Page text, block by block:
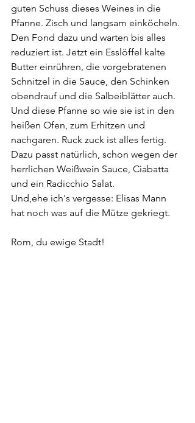
guten Schuss dieses Weines in die
Pfanne. Zisch und langsam einköcheln.
Den Fond dazu und warten bis alles
reduziert ist. Jetzt ein Esslöffel kalte
Butter einrühren, die vorgebratenen
Schnitzel in die Sauce, den Schinken
obendrauf und die Salbeiblätter auch.
Und diese Pfanne so wie sie ist in den
heißen Ofen, zum Erhitzen und
nachgaren. Ruck zuck ist alles fertig.
Dazu passt natürlich, schon wegen der
herrlichen Weißwein Sauce, Ciabatta
und ein Radicchio Salat.
Und,ehe ich's vergesse: Elisas Mann
hat noch was auf die Mütze gekriegt.
Rom, du ewige Stadt!